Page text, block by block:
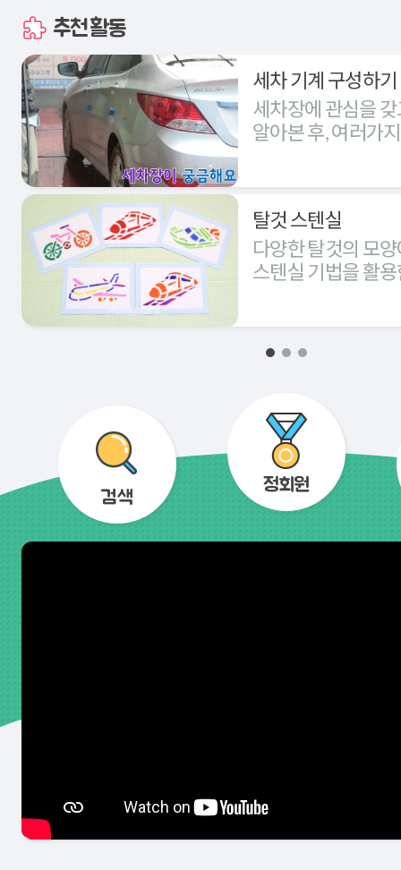
추천활동
세차 기계 구성하기
세차장에 관심을
알아본 후, 여러가
탈것 스텐실
다양한 탈것의 모
스텐실 기법을 활
검색
정회원